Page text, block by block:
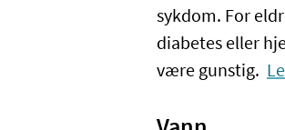
sykdom. For
diabetes eller
være gunstig.